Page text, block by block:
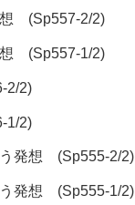
想 (Sp557-2/2)
想 (Sp557-1/2)
2/2)
1/2)
う発想 (Sp555-2/2)
う発想 (Sp555-1/2)